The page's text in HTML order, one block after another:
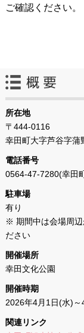
ご確認ください。
所在地
〒444-0116
幸田町大字芦谷字蒲
電話番号
0564-47-7280(幸田
駐車場
有り
※ 期間中は会場周辺
ださい
開催場所
幸田文化公園
開催時期
2026年4月1日(水)～
関連リンク